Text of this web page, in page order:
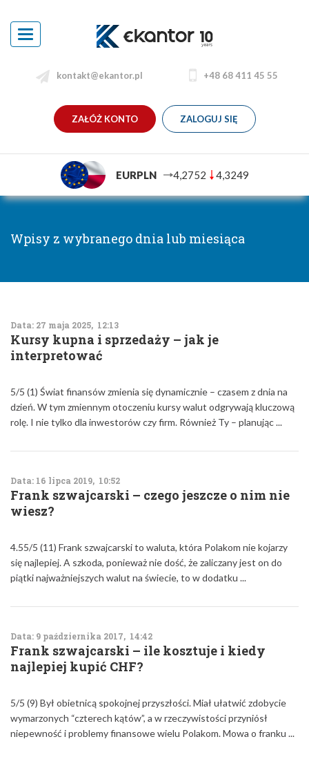
Toggle
navigation
kontakt@ekantor.pl +48 68 411 45 55
ZAŁÓŻ KONTO ZALOGUJ SIĘ
EURPLN 4,2752 4,3249
Wpisy z wybranego dnia lub miesiąca
Data: 27 maja 2025, 12:13
Kursy kupna i sprzedaży – jak je
interpretować
5/5 (1) Świat finansów zmienia się dynamicznie – czasem z dnia na
dzień. W tym zmiennym otoczeniu kursy walut odgrywają kluczową
rolę. I nie tylko dla inwestorów czy firm. Również Ty – planując ...
Data: 16 lipca 2019, 10:52
Frank szwajcarski – czego jeszcze o nim nie
wiesz?
4.55/5 (11) Frank szwajcarski to waluta, która Polakom nie kojarzy
się najlepiej. A szkoda, ponieważ nie dość, że zaliczany jest on do
piątki najważniejszych walut na świecie, to w dodatku ...
Data: 9 października 2017, 14:42
Frank szwajcarski – ile kosztuje i kiedy
najlepiej kupić CHF?
5/5 (9) Był obietnicą spokojnej przyszłości. Miał ułatwić zdobycie
wymarzonych “czterech kątów”, a w rzeczywistości przyniósł
niepewność i problemy finansowe wielu Polakom. Mowa o franku ...